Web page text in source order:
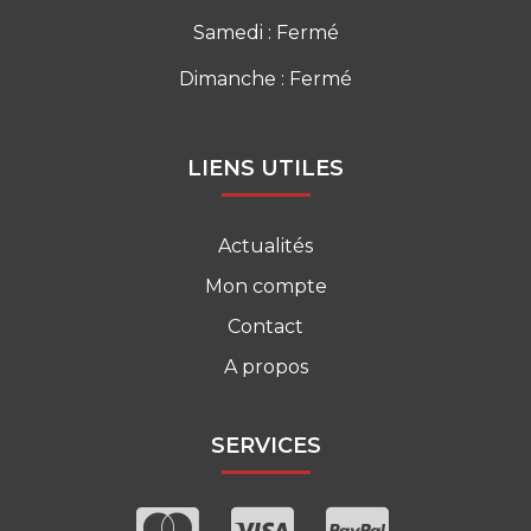
Samedi : Fermé
Dimanche : Fermé
LIENS UTILES
Actualités
Mon compte
Contact
A propos
SERVICES